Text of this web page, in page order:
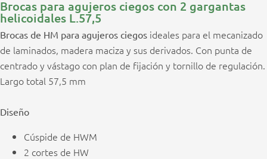
Brocas para agujeros ciegos con 2 gargantas
helicoidales L.57,5
Brocas de HM para agujeros ciegos ideales para el mecanizado
de laminados, madera maciza y sus derivados. Con punta de
centrado y vástago con plan de fijación y tornillo de regulación.
Largo total 57,5 mm
Diseño
Cúspide de HWM
2 cortes de HW